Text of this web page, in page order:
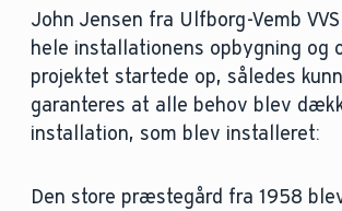
John Jensen fra Ulfborg-Vemb
hele installationens opbygning og
projektet startede op, således
garanteres at alle behov blev
installation, som blev installeret:
Den store præstegård fra 1958